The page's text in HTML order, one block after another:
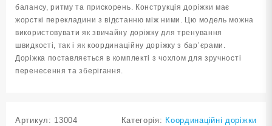
балансу, ритму та прискорень. Конструкція доріжки має
жорсткі перекладини з відстанню між ними. Цю модель можна
використовувати як звичайну доріжку для тренування
швидкості, так і як координаційну доріжку з бар’єрами.
Доріжка поставляється в комплекті з чохлом для зручності
перенесення та зберігання.
Артикул: 13004 Категорія: Координаційні доріжки